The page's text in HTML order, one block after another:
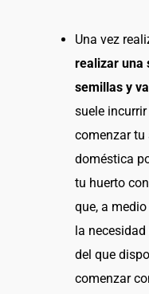
Una vez
realizar una
semillas y
suele incurrir
comenzar tu
doméstica
tu huerto
que, a
la
del que
comenzar